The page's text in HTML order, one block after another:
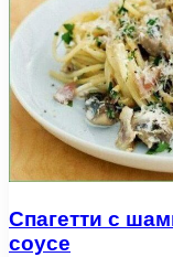
Спагетти с
соусе